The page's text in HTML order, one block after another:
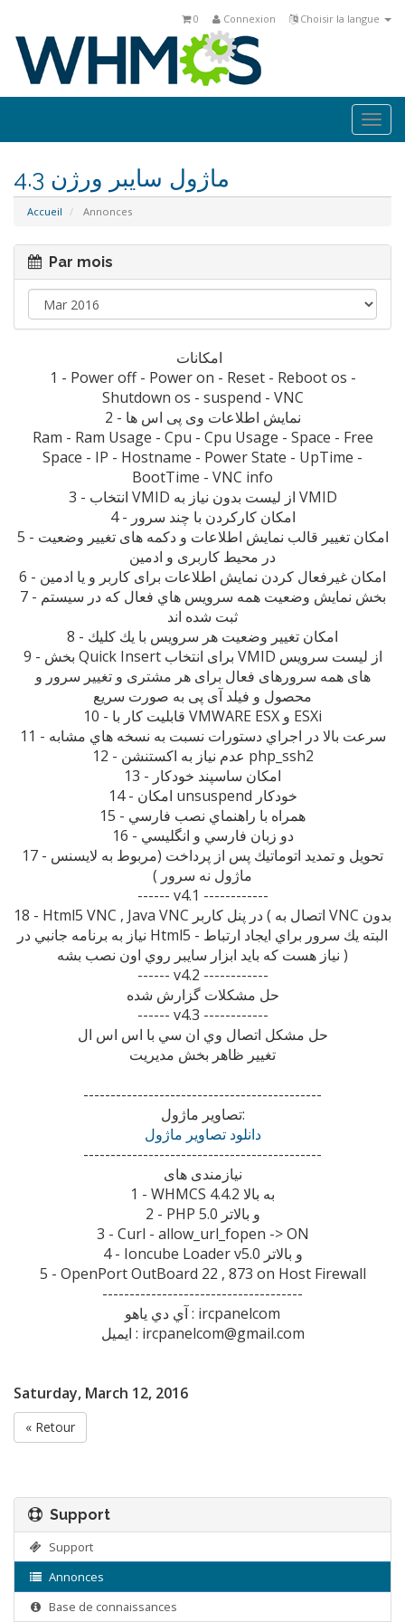
Choisir la langue
Connexion
0
ماژول سايبر ورژن 4.3
Accueil Annonces
Par mois
1 - Power off - Power on - Reset - Reboot os -
Shutdown os - suspend - VNC
2 - نمایش اطلاعات وی پی اس ها
Ram - Ram Usage - Cpu - Cpu Usage - Space - Free
Space - IP - Hostname - Power State - UpTime -
BootTime - VNC info
3 - انتخاب VMID از لیست بدون نياز به VMID
4 - امکان کارکردن با چند سرور
5 - امکان تغییر قالب نمایش اطلاعات و دکمه های تغییر وضعیت
در محیط کاربری و ادمین
6 - امکان غیرفعال کردن نمایش اطلاعات برای کاربر و یا ادمین
7 - بخش نمایش وضعیت همه سرویس هاي فعال که در سیستم
ثبت شده اند
8 - امکان تغییر وضعیت هر سرویس با يك كليك
9 - بخش Quick Insert برای انتخاب VMID از لیست سرویس
های همه سرورهای فعال برای هر مشتری و تغییر سرور و
محصول و فیلد آی پی به صورت سریع
10 - قابلیت کار با VMWARE ESX و ESXi
11 - سرعت بالا در اجراي دستورات نسبت به نسخه هاي مشابه
12 - عدم نیاز به اکستنشن php_ssh2
13 - امکان ساسپند خودکار
14 - امکان unsuspend خودکار
15 - همراه با راهنماي نصب فارسي
16 - دو زبان فارسي و انگليسي
17 - تحويل و تمديد اتوماتيك پس از پرداخت (مربوط به لايسنس
ماژول نه سرور )
------ v4.1 ------------
18 - Html5 VNC , Java VNC در پنل كاربر ( اتصال به VNC بدون
نياز به برنامه جانبي در Html5 - البته يك سرور براي ايجاد ارتباط
نياز هست كه بايد ابزار سايبر روي اون نصب بشه )
------ v4.2 ------------
حل مشكلات گزارش شده
------ v4.3 ------------
حل مشكل اتصال وي ان سي با اس اس ال
تغيير ظاهر بخش مديريت
--------------------------------------------
تصاوير ماژول:
دانلود تصاوير ماژول
--------------------------------------------
نیازمندی های
1 - WHMCS 4.4.2 به بالا
2 - PHP 5.0 و بالاتر
3 - Curl - allow_url_fopen -> ON
4 - Ioncube Loader v5.0 و بالاتر
5 - OpenPort OutBoard 22 , 873 on Host Firewall
-------------------------------------
آي دي ياهو : ircpanelcom
ايميل : ircpanelcom@gmail.com
Saturday, March 12, 2016
« Retour
Support
Support
Annonces
Base de connaissances